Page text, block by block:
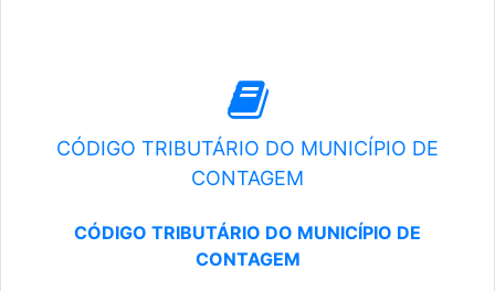
CÓDIGO TRIBUTÁRIO DO MUNICÍPIO DE
CONTAGEM
CÓDIGO TRIBUTÁRIO DO MUNICÍPIO DE
CONTAGEM